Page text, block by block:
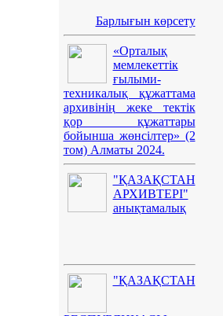
Барлығын көрсету
«Орталық
мемлекеттік
ғылыми-
техникалық құжаттама
архивінің жеке тектік
қор құжаттары
бойынша жөнсілтер» (2
том) Алматы 2024.
"ҚАЗАҚСТАН
АРХИВТЕРІ"
анықтамалық
"ҚАЗАҚСТАН